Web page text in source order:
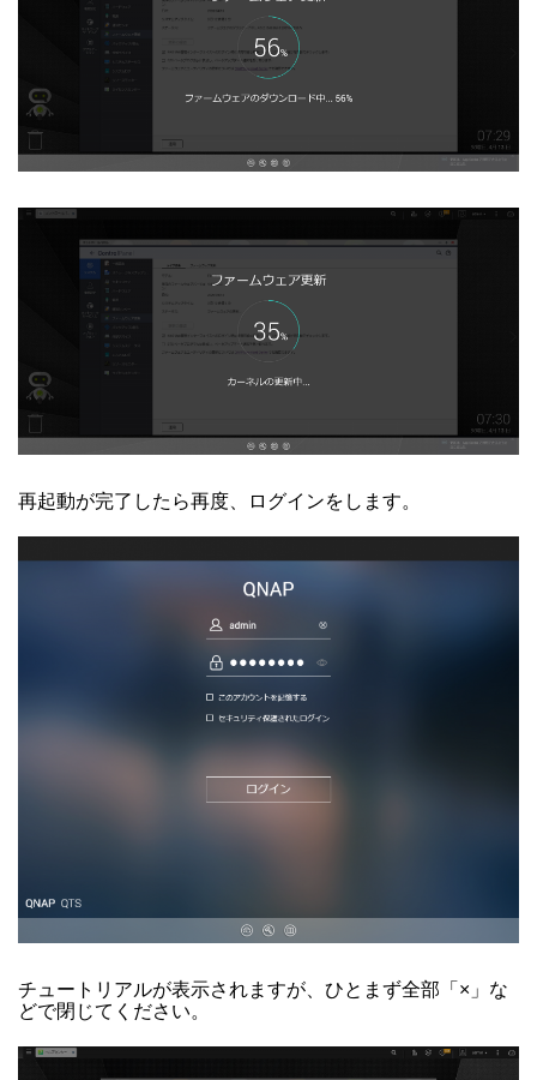
再起動が完了したら再度、ログインをします。
チュートリアルが表示されますが、ひとまず全部「×」な
どで閉じてください。